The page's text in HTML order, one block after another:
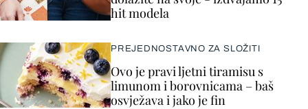
hit modela
PREJEDNOSTAVNO ZA SLOŽITI
Ovo je pravi ljetni tiramisu s
limunom i borovnicama – baš
osvježava i jako je fin